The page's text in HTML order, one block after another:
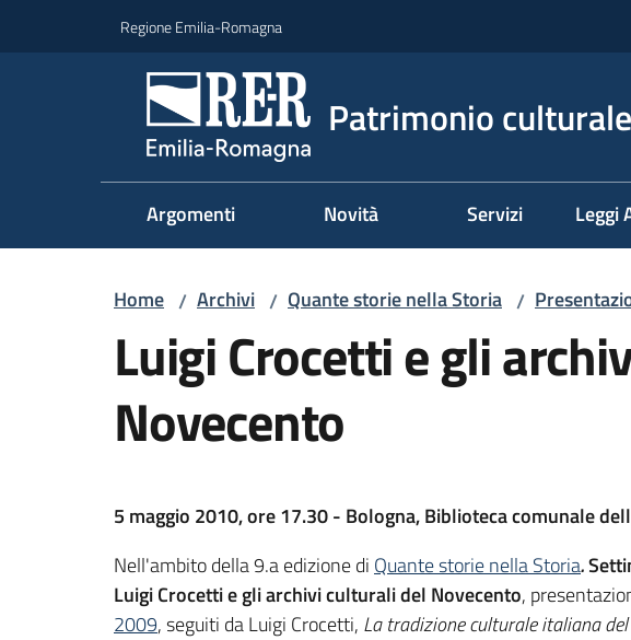
Regione Emilia-Romagna
Patrimonio culturale
Argomenti Novità Servizi Leggi
Home / Archivi / Quante storie nella Storia /
Luigi Crocetti e gli
Novecento
5 maggio 2010, ore 17.30 - Bologna, Biblioteca comunale
Nell'ambito della 9.a edizione di Quante storie nella Storia.
Luigi Crocetti e gli archivi culturali del Novecento,
2009, seguiti da Luigi Crocetti, La tradizione culturale italiana